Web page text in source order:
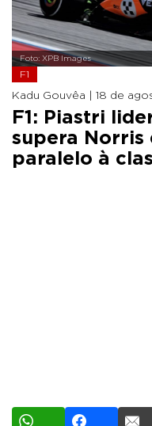
Foto: XPB Images
F1
Kadu Gouvêa | 18 de
F1: Piastri
supera Norris
paralelo à